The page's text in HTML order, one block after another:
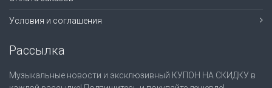
Условия и соглашения
Рассылка
Музыкальные новости и эксклюзивный КУПОН НА СКИДКУ в